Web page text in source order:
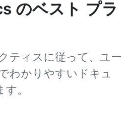
のベスト プラ
ティスに従って、ユー
わかりやすいドキュ
。